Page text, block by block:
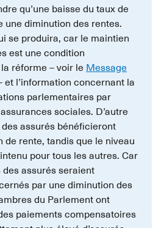
qu’une baisse du taux de
une diminution des rentes.
se produira, car le maintien
est une condition
réforme – voir le Message
et l’information concernant la
parlementaires par
sociales. D’autre
assurés bénéficieront
de rente, tandis que le niveau
pour tous les autres. Car
assurés seraient
par une diminution des
du Parlement ont
paiements compensatoires